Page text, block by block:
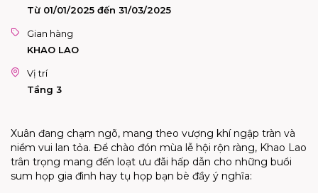
Từ 01/01/2025 đến 31/03/2025
Gian hàng
KHAO LAO
Vị trí
Tầng 3
Xuân đang chạm ngõ, mang theo vượng khí ngập tràn và
niềm vui lan tỏa. Để chào đón mùa lễ hội rộn ràng, Khao Lao
trân trọng mang đến loạt ưu đãi hấp dẫn cho những buổi
sum họp gia đình hay tụ họp bạn bè đầy ý nghĩa: